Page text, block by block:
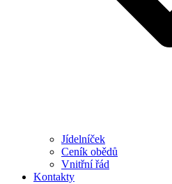
Jídelníček
Ceník obědů
Vnitřní řád
Kontakty